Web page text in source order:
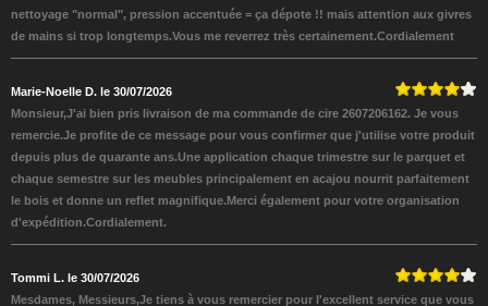
nettoyage "normal", pression accentuée = ça dépote !! mais attention aux givres
de mains si trop longtemps.Vous me reverrez très certainement.Cordialement
Marie-Noelle D. le 30/07/2026
Monsieur,J'ai bien pris livraison de ma commande de cire 2607206162. Je vous
remercie.Je profite de ce message pour vous confirmer que j'utilise votre produit
depuis plus de quarante ans.Une application chaque trimestre sur le parquet et
chaque semestre sur les meubles principalement en acajou nourrit parfaitement
le bois et donne un reflet magnifique.Merci également pour votre organisation
d'expédition.Cordialement.
Tommi L. le 30/07/2026
Mesdames, Messieurs,Je tiens à vous remercier pour l'excellent service que vous